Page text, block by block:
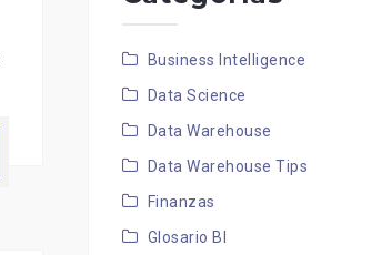
Business Intelligence
Data Science
Data Warehouse
Data Warehouse Tips
Finanzas
Glosario BI